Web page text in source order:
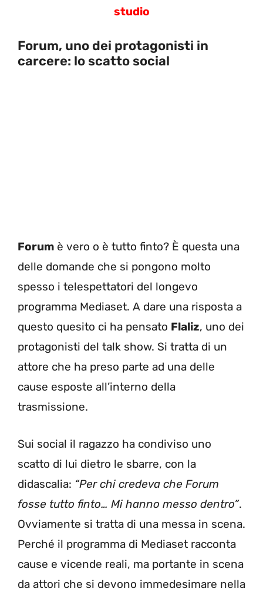
studio
Forum, uno dei protagonisti in
carcere: lo scatto social
Forum è vero o è tutto finto? È questa una
delle domande che si pongono molto
spesso i telespettatori del longevo
programma Mediaset. A dare una risposta a
questo quesito ci ha pensato Flaliz, uno dei
protagonisti del talk show. Si tratta di un
attore che ha preso parte ad una delle
cause esposte all’interno della
trasmissione.
Sui social il ragazzo ha condiviso uno
scatto di lui dietro le sbarre, con la
didascalia: “Per chi credeva che Forum
fosse tutto finto… Mi hanno messo dentro”.
Ovviamente si tratta di una messa in scena.
Perché il programma di Mediaset racconta
cause e vicende reali, ma portante in scena
da attori che si devono immedesimare nella